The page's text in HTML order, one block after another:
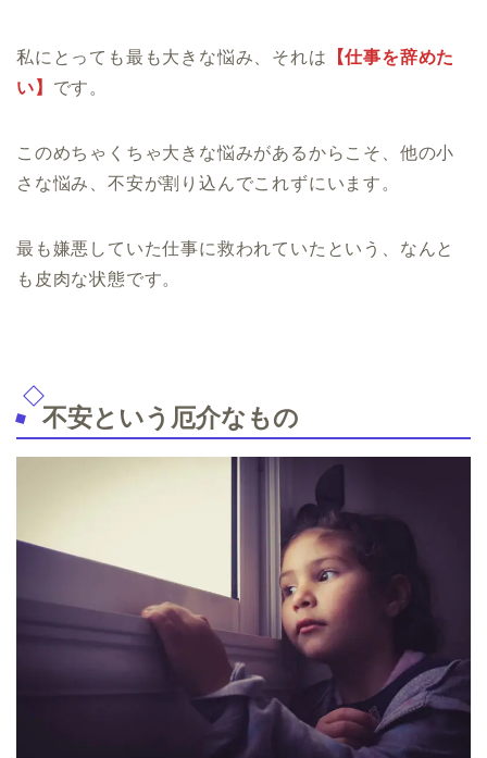
私にとっても最も大きな悩み、それは 【仕事を辞めた
い】 です。
このめちゃくちゃ大きな悩みがあるからこそ、他の小
さな悩み、不安が割り込んでこれずにいます。
最も嫌悪していた仕事に救われていたという、なんと
も皮肉な状態です。
不安という厄介なもの